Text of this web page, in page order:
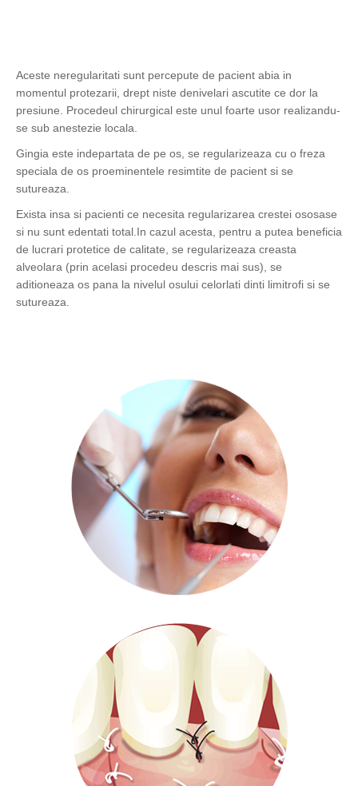
Aceste neregularitati sunt percepute de pacient abia in
momentul protezarii, drept niste denivelari ascutite ce dor la
presiune. Procedeul chirurgical este unul foarte usor realizandu-
se sub anestezie locala.
Gingia este indepartata de pe os, se regularizeaza cu o freza
speciala de os proeminentele resimtite de pacient si se
sutureaza.
Exista insa si pacienti ce necesita regularizarea crestei ososase
si nu sunt edentati total.In cazul acesta, pentru a putea beneficia
de lucrari protetice de calitate, se regularizeaza creasta
alveolara (prin acelasi procedeu descris mai sus), se
aditioneaza os pana la nivelul osului celorlati dinti limitrofi si se
sutureaza.